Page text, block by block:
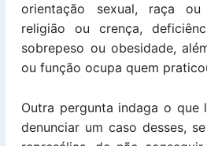
orientação sexual, raça
religião ou crença,
sobrepeso ou obesidade,
ou função ocupa quem
Outra pergunta indaga o que
denunciar um caso desses,